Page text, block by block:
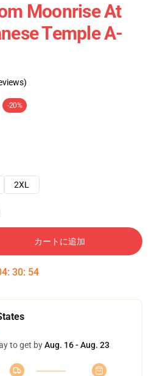
Moonrise At
Temple A-
-20%
2XL
カートに追加
: 30: 54
to get byAug. 16 - Aug. 23